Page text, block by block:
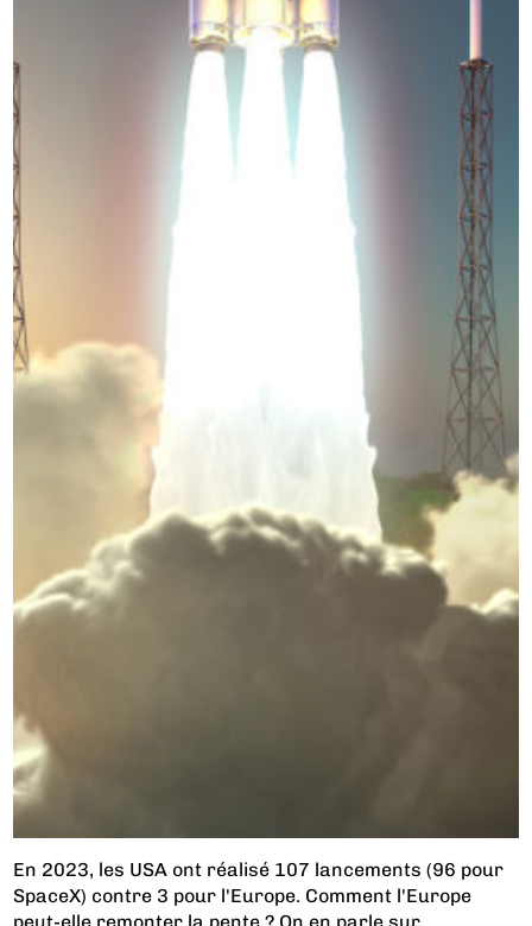
En 2023, les USA ont réalisé 107 lancements (96 pour
SpaceX) contre 3 pour l'Europe. Comment l'Europe